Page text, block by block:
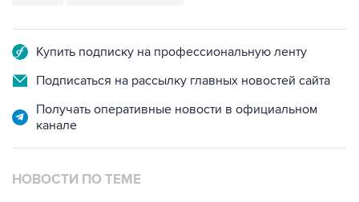
Купить подписку на профессиональную ленту
Подписаться на рассылку главных новостей сайта
Получать оперативные новости в официальном
канале
НОВОСТИ ПО ТЕМЕ